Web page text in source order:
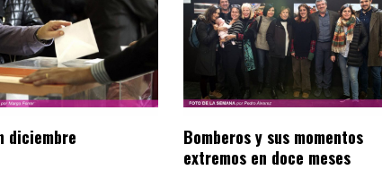
diciembre
Bomberos y sus momentos
extremos en doce meses